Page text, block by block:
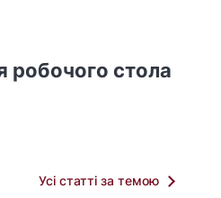
робочого стола
Усі статті за темою